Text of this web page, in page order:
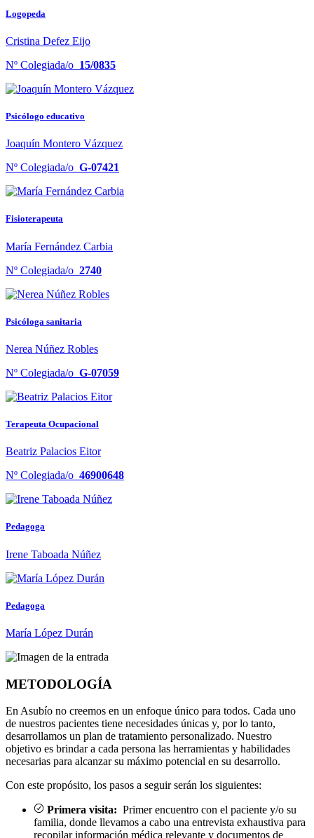
Logopeda
Cristina Defez Eijo
Nº Colegiada/o 15/0835
Psicólogo educativo
Joaquín Montero Vázquez
Nº Colegiada/o G-07421
Fisioterapeuta
María Fernández Carbia
Nº Colegiada/o 2740
Psicóloga sanitaria
Nerea Núñez Robles
Nº Colegiada/o G-07059
Terapeuta Ocupacional
Beatriz Palacios Eitor
Nº Colegiada/o 46900648
Pedagoga
Irene Taboada Núñez
Pedagoga
María López Durán
METODOLOGÍA
En Asubío no creemos en un enfoque único para todos. Cada uno
de nuestros pacientes tiene necesidades únicas y, por lo tanto,
desarrollamos un plan de tratamiento personalizado. Nuestro
objetivo es brindar a cada persona las herramientas y habilidades
necesarias para alcanzar su máximo potencial en su desarrollo.
Con este propósito, los pasos a seguir serán los siguientes:
Primera visita: Primer encuentro con el paciente y/o su
familia, donde llevamos a cabo una entrevista exhaustiva para
recopilar información médica relevante y documentos de